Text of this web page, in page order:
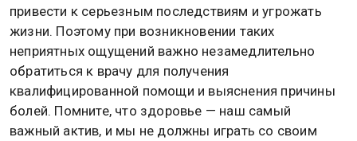
привести к серьезным последствиям и угрожать
жизни. Поэтому при возникновении таких
неприятных ощущений важно незамедлительно
обратиться к врачу для получения
квалифицированной помощи и выяснения причины
болей. Помните, что здоровье — наш самый
важный актив, и мы не должны играть со своим